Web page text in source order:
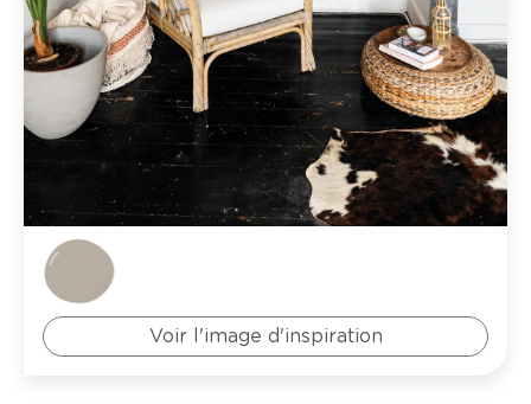
Voir l'image d'inspiration